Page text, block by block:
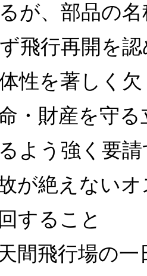
が、部品の
飛行再開を
性を著しく
・財産を守
よう強く要
故が絶えない
すること
天間飛行場の